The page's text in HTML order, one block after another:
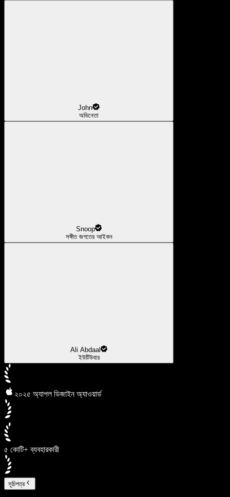
John
অভিনেতা
Snoop
সঙ্গীত জগতের আইকন
Ali Abdaal
ইউটিউবার
২০২৫ অ্যাপল ডিজাইন অ্যাওয়ার্ড
৫ কোটি+ ব্যবহারকারী
সূচিপত্র